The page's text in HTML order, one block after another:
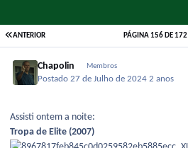
ANTERIOR PÁGINA 156 DE 172
Chapolin Membros
Postado27 de Julho de 20242 anos
Assisti ontem a noite:
Tropa de Elite (2007)